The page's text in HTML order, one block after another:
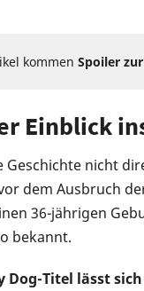
kommen Spoiler
Einblick
Geschichte nicht
dem Ausbruch
36-jährigen
bekannt.
Dog-Titel lässt